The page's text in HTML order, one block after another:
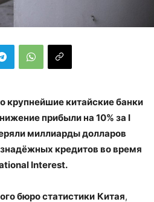
крупнейшие китайские банки
прибыли на 10% за I
миллиарды долларов
кредитов во время
Interest.
бюро статистики Китая,